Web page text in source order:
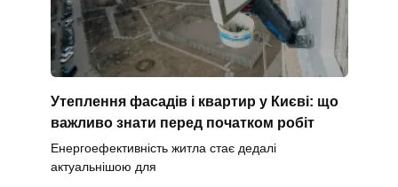
Утеплення фасадів і квартир у Києві: що
важливо знати перед початком робіт
Енергоефективність житла стає дедалі
актуальнішою для